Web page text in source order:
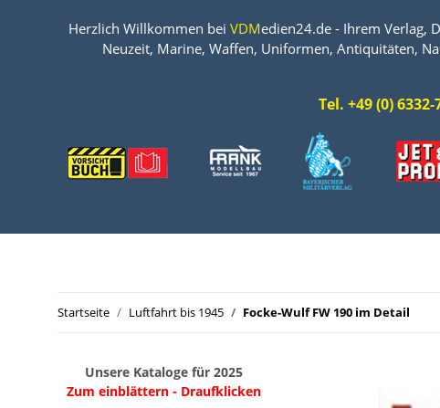
Herzlich Willkommen bei VDMedien24.de - Ihrem Verlag,
Neuzeit, Marine, Waffen, Uniformen, Antiquitäten,
Tel. +49 (0)
Startseite Luftfahrt bis 1945 Focke-Wulf FW 190 im Detail
Unsere Kataloge für 2025
Zum einblättern - Draufklicken